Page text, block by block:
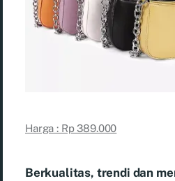
Harga : Rp 389.000
Berkualitas, trendi dan